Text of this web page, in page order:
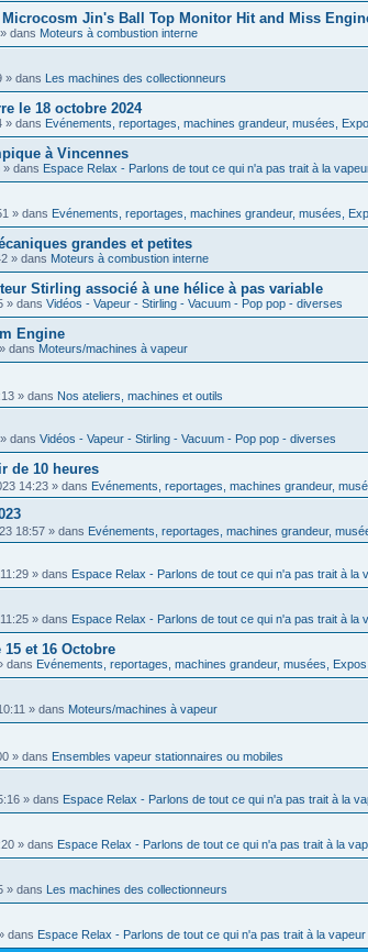
Jin's Ball Top Monitor Hit and Miss
» dans Moteurs à combustion interne
» dans Les machines des collectionneurs
le 18 octobre 2024
» dans Evénements, reportages, machines grandeur, musées,
à Vincennes
» dans Espace Relax - Parlons de tout ce qui n'a pas trait à la
» dans Evénements, reportages, machines grandeur, musées,
grandes et petites
» dans Moteurs à combustion interne
Stirling associé à une hélice à pas variable
» dans Vidéos - Vapeur - Stirling - Vacuum - Pop pop - diverses
Engine
» dans Moteurs/machines à vapeur
» dans Nos ateliers, machines et outils
» dans Vidéos - Vapeur - Stirling - Vacuum - Pop pop - diverses
de 10 heures
14:23 » dans Evénements, reportages, machines grandeur,
18:57 » dans Evénements, reportages, machines grandeur,
» dans Espace Relax - Parlons de tout ce qui n'a pas trait à la
» dans Espace Relax - Parlons de tout ce qui n'a pas trait à la
et 16 Octobre
dans Evénements, reportages, machines grandeur, musées, Expos
» dans Moteurs/machines à vapeur
» dans Ensembles vapeur stationnaires ou mobiles
» dans Espace Relax - Parlons de tout ce qui n'a pas trait à la
» dans Espace Relax - Parlons de tout ce qui n'a pas trait à la
» dans Les machines des collectionneurs
dans Espace Relax - Parlons de tout ce qui n'a pas trait à la vapeur